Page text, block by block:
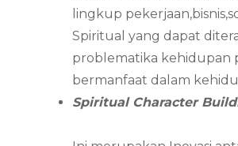
lingkup
Spiritual yang dapat
problematika kehidupan
bermanfaat dalam
Spiritual Character